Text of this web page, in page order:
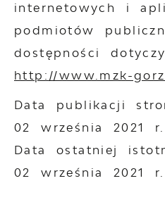
internetowych i
podmiotów
dostępności
http://www.mzk-
Data publikacji
02 września 2021 r.
Data ostatniej
02 września 2021 r.